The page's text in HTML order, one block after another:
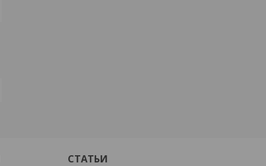
СТАТЬИ